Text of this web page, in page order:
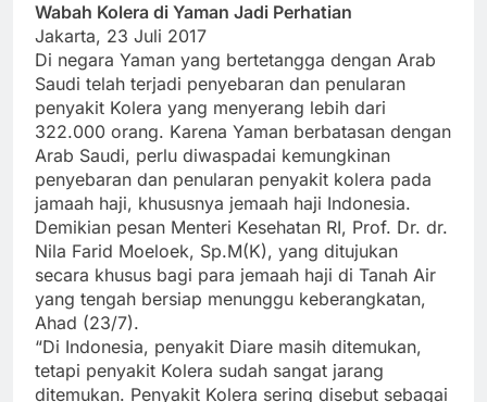
Wabah Kolera di Yaman Jadi Perhatian
Jakarta, 23 Juli 2017
Di negara Yaman yang bertetangga dengan Arab
Saudi telah terjadi penyebaran dan penularan
penyakit Kolera yang menyerang lebih dari
322.000 orang. Karena Yaman berbatasan dengan
Arab Saudi, perlu diwaspadai kemungkinan
penyebaran dan penularan penyakit kolera pada
jamaah haji, khususnya jemaah haji Indonesia.
Demikian pesan Menteri Kesehatan RI, Prof. Dr. dr.
Nila Farid Moeloek, Sp.M(K), yang ditujukan
secara khusus bagi para jemaah haji di Tanah Air
yang tengah bersiap menunggu keberangkatan,
Ahad (23/7).
“Di Indonesia, penyakit Diare masih ditemukan,
tetapi penyakit Kolera sudah sangat jarang
ditemukan. Penyakit Kolera sering disebut sebagai